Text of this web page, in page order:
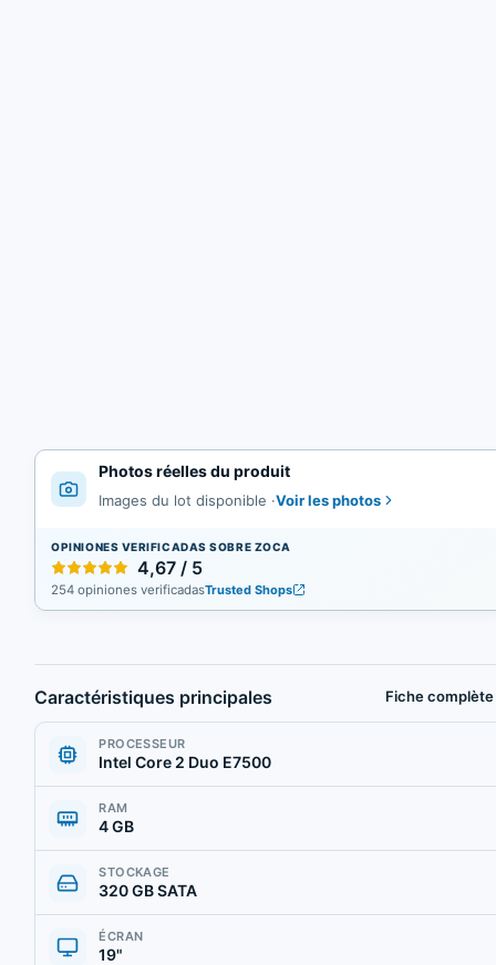
Photos réelles du produit
Images du lot disponible ·Voir les photos
OPINIONES VERIFICADAS SOBRE ZOCA
4,67 / 5
254 opiniones verificadasTrusted Shops
Caractéristiques principales Fiche complète
PROCESSEUR
Intel Core 2 Duo E7500
RAM
4 GB
STOCKAGE
320 GB SATA
ÉCRAN
19"